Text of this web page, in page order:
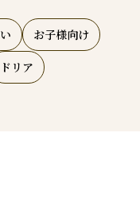
お子様向け
ドリア